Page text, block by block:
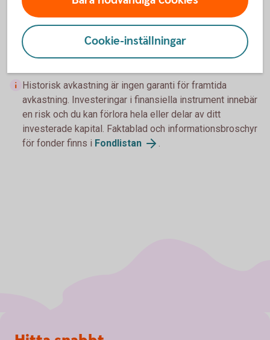
Försäljning/återköp
Historisk avkastning är ingen garanti för framtida
avkastning. Investeringar i finansiella instrument innebär
en risk och du kan förlora hela eller delar av ditt
investerade kapital. Faktablad och informationsbroschyr
för fonder finns i Fondlistan .
Cookie-inställningar